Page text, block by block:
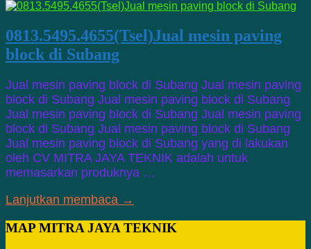
0813.5495.4655(Tsel)Jual mesin paving
block di Subang
Jual mesin paving block di Subang Jual mesin paving
block di Subang Jual mesin paving block di Subang
Jual mesin paving block di Subang Jual mesin paving
block di Subang Jual mesin paving block di Subang
Jual mesin paving block di Subang yang di lakukan
oleh CV MITRA JAYA TEKNIK adalah untuk
memasarkan produknya …
Lanjutkan membaca →
MAP MITRA JAYA TEKNIK